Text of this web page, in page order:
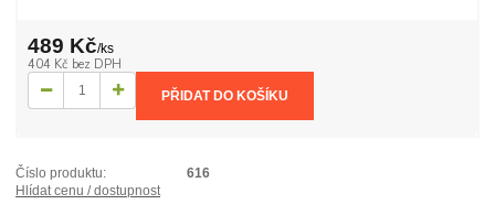
489 Kč/ks
404 Kč bez DPH
PŘIDAT DO KOŠÍKU
Číslo produktu:
616
Hlídat cenu / dostupnost